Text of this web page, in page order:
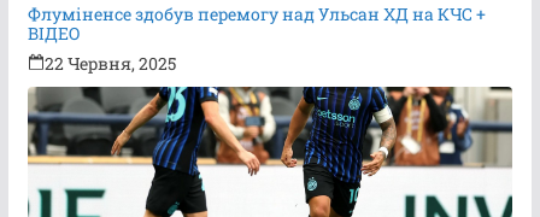
Флуміненсе здобув перемогу над Ульсан ХД на КЧС +
ВІДЕО
22 Червня, 2025